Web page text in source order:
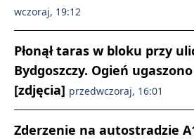
wczoraj, 19:12
Płonął taras w bloku przy
Bydgoszczy. Ogień
[zdjęcia] przedwczoraj, 16:01
Zderzenie na autostradzie